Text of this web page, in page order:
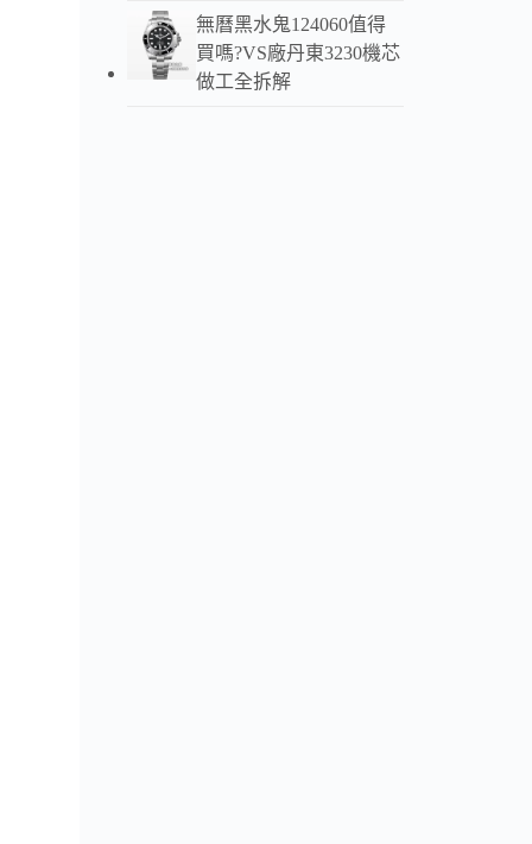
無曆黑水鬼124060值得
買嗎?VS廠丹東3230機芯
做工全拆解